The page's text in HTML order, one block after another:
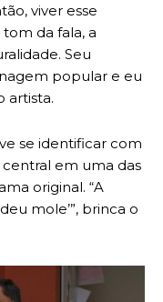
viver esse
da fala, a
Seu
popular e eu
artista.
se identificar com
em uma das
original. “A
mole’”, brinca o